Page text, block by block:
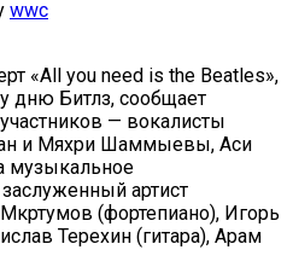
wwc
«All you need is the Beatles»,
дню Битлз, сообщает
— вокалисты
и Мяхри Шаммыевы, Аси
музыкальное
артист
(фортепиано), Игорь
Терехин (гитара), Арам